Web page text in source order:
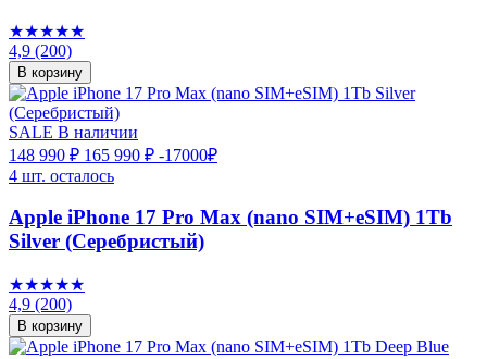
★★★★★
4,9 (200)
В корзину
SALE В наличии
148 990 ₽ 165 990 ₽ -17000₽
4 шт. осталось
Apple iPhone 17 Pro Max (nano SIM+eSIM) 1Tb
Silver (Серебристый)
★★★★★
4,9 (200)
В корзину